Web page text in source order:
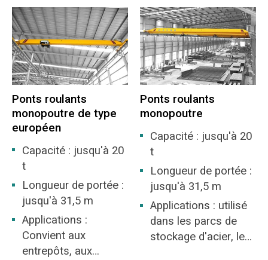
de transport n'est
pas limitée par les
conditions de la
plaque inférieure, et
peut être utilisé sur
diverses courbes
verticales, courbes
plates et courbes
complexes.
supérieure au niveau
IIB ou IIC, et le
groupe de
température
d'inflammation est le
groupe T1-T4 de gaz
inflammable ou de
mélange de gaz
explosif formé par la
vapeur et l'air. Il
convient aux zones
dangereuses de la
zone 1 ou de la zone
2.
Ponts roulants
monopoutre de type
européen
Capacité : jusqu'à 20
t
Longueur de portée :
jusqu'à 31,5 m
Applications :
Convient aux
entrepôts, aux
Ponts roulants
monopoutre
Capacité : jusqu'à 20
t
Longueur de portée :
jusqu'à 31,5 m
Applications : utilisé
dans les parcs de
stockage d'acier, les